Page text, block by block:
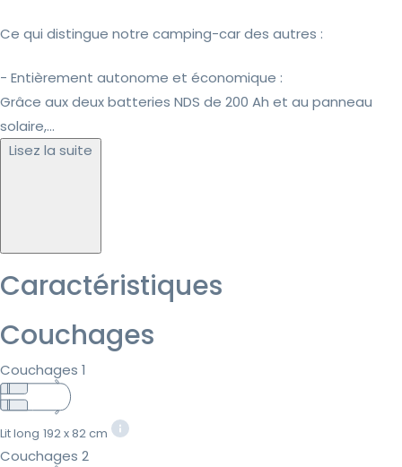
Ce qui distingue notre camping-car des autres :
- Entièrement autonome et économique :
Grâce aux deux batteries NDS de 200 Ah et au panneau
solaire,...
Lisez la suite
Caractéristiques
Couchages
Couchages 1
Lit long 192 x 82 cm
Couchages 2